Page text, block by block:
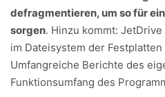
defragmentieren, um so für
sorgen. Hinzu kommt:
im Dateisystem der
Umfangreiche Berichte des
Funktionsumfang des